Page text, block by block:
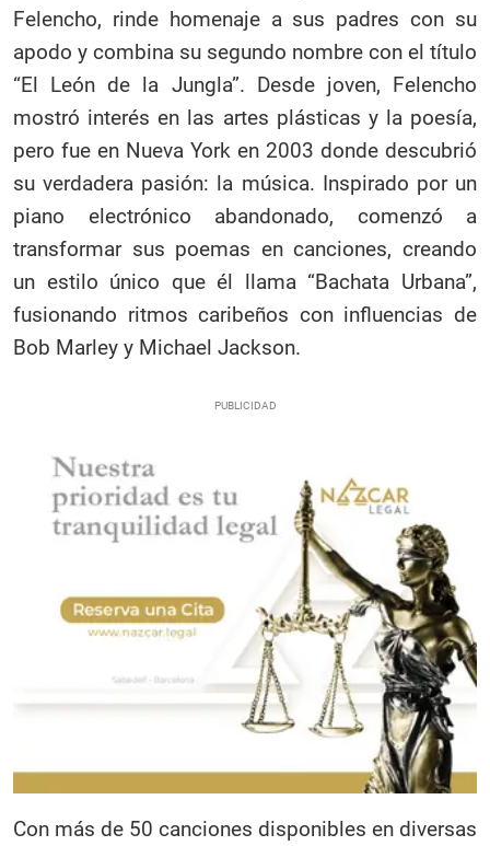
Felencho, rinde homenaje a sus padres con su
apodo y combina su segundo nombre con el título
“El León de la Jungla”. Desde joven, Felencho
mostró interés en las artes plásticas y la poesía,
pero fue en Nueva York en 2003 donde descubrió
su verdadera pasión: la música. Inspirado por un
piano electrónico abandonado, comenzó a
transformar sus poemas en canciones, creando
un estilo único que él llama “Bachata Urbana”,
fusionando ritmos caribeños con influencias de
Bob Marley y Michael Jackson.
Con más de 50 canciones disponibles en diversas